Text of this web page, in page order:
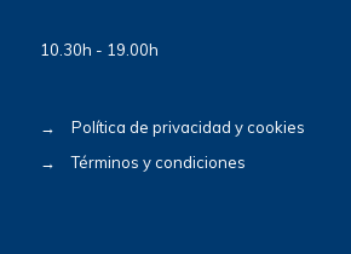
10.30h - 19.00h
→
Política de privacidad y cookies
→
Términos y condiciones